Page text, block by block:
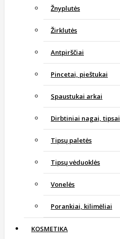
Žnyplutės
Žirklutės
Antpirščiai
Pincetai, pieštukai
Spaustukai arkai
Dirbtiniai nagai, tipsai
Tipsų paletės
Tipsų vėduoklės
Vonelės
Porankiai, kilimėliai
KOSMETIKA